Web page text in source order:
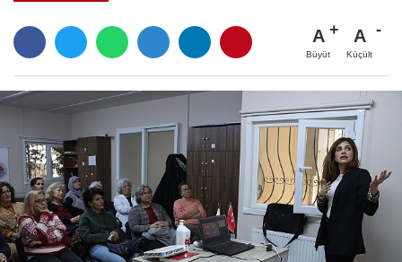
A
Büyüt
A
Küçült